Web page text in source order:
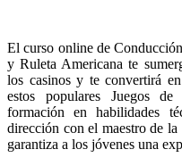
El curso online de
y Ruleta Americana te
los casinos y te convertirá
estos populares Juegos
formación en habilidades
dirección con el maestro de
garantiza a los jóvenes una